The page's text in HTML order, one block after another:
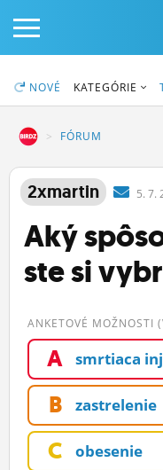
PRIHLÁS SA
ČINŽIAK
FÓRUM
BLOGY
OBRÁZKY
ĽUDIA
MÔJ PROFIL
NOVÉ KATEGÓRIE
FÓRUM
2xmartin 5. 7.
Aký
ste si
ANKETOVÉ MOŽNOSTI
A smrtiaca
B zastrelenie
C obesenie